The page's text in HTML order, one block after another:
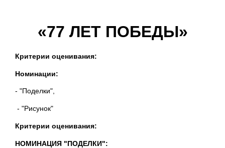
«77 ЛЕТ ПОБЕДЫ»
Критерии оценивания:
Номинации:
- "Поделки",
- "Рисунок"
Критерии оценивания:
НОМИНАЦИЯ "ПОДЕЛКИ":